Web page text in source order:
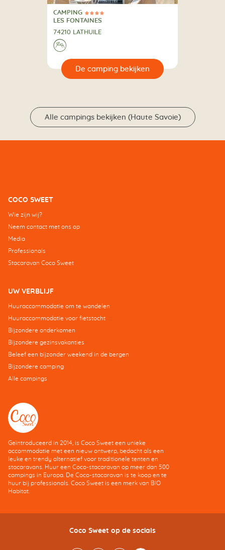
4 Sterren
CAMPING
CAMPING
LES FONTAINES
74210 LATHUILE
⛰
Alle campings bekijken (Haute Savoie)
COCO SWEET
Wie zijn wij?
Neem contact met ons op
Media
Professionals
Stacaravan Coco Sweet
UW VERBLIJF
Huuraccommodatie om te wandelen
Huuraccommodatie voor fietstocht
Bijzondere onderkomen
Bijzondere gezinsvakanties
Beleef een bijzonder weekend in de bergen
Bijzondere camping
Alle campings
Geïntroduceerd in 2014, is Coco Sweet een unieke
accommodatie met een nieuw ontwerp, bedacht als een
leuke en trendy alternatief voor traditionele tenten en
stacaravans. Huur een Coco-stacaravan op meer dan 500
campings in Europa. De Coco-stacaravan is te koop en te
huur bij professionals. Coco Sweet is een merk van BIO
Habitat.
Coco Sweet op de socials